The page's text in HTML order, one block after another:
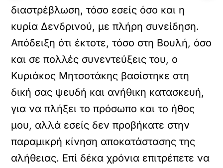
διαστρέβλωση, τόσο εσείς όσο και η
κυρία Δενδρινού, με πλήρη συνείδηση.
Απόδειξη ότι έκτοτε, τόσο στη Βουλή, όσο
και σε πολλές συνεντεύξεις του, ο
Κυριάκος Μητσοτάκης βασίστηκε στη
δική σας ψευδή και ανήθικη κατασκευή,
για να πλήξει το πρόσωπο και το ήθος
μου, αλλά εσείς δεν προβήκατε στην
παραμικρή κίνηση αποκατάστασης της
αλήθειας. Επί δέκα χρόνια επιτρέπετε να